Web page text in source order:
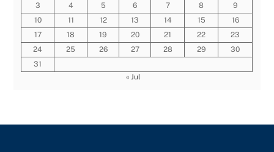
3
4 5 6 7 8
9
10
11 12 13 14 15
16
17
18 19 20 21 22
23
24
25 26 27 28 29
30
31
« Jul